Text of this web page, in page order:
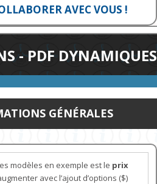
AVEC VOUS !
- PDF DYNAMIQUES
GÉNÉRALES
modèles en exemple est le prix
avec l’ajout d’options ($)